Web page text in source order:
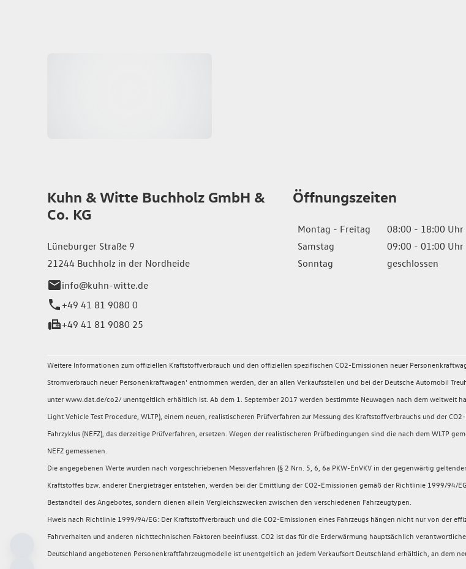
Kuhn & Witte Buchholz GmbH &
Co. KG
Lüneburger Straße 9
21244 Buchholz in der Nordheide
info@kuhn-witte.de
+49 41 81 9080 0
+49 41 81 9080 25
Öffnungszeiten
Montag - Freitag
08:00 - 18:00 Uhr
Samstag
09:00 - 01:00 Uhr
Sonntag
geschlossen
Weitere Informationen zum offiziellen Kraftstoffverbrauch und den offiziellen spezifischen CO2-Emissionen neuer
Stromverbrauch neuer Personenkraftwagen' entnommen werden, der an allen Verkaufsstellen und bei der Deutsche Automobil
unter www.dat.de/co2/ unentgeltlich erhältlich ist. Ab dem 1. September 2017 werden bestimmte Neuwagen nach dem weltweit
Light Vehicle Test Procedure, WLTP), einem neuen, realistischeren Prüfverfahren zur Messung des Kraftstoffverbrauchs und der
Fahrzyklus (NEFZ), das derzeitige Prüfverfahren, ersetzen. Wegen der realistischeren Prüfbedingungen sind die nach dem WLTP
NEFZ gemessenen.
Die angegebenen Werte wurden nach vorgeschriebenen Messverfahren (§ 2 Nrn. 5, 6, 6a PKW-EnVKV in der gegenwärtig
Kraftstoffes bzw. anderer Energieträger entstehen, werden bei der Emittlung der CO2-Emissionen gemäß der Richtlinie 1999/
Bestandteil des Angebotes, sondern dienen allein Vergleichszwecken zwischen den verschiedenen Fahrzeugtypen.
Hweis nach Richtlinie 1999/94/EG: Der Kraftstoffverbrauch und die CO2-Emissionen eines Fahrzeugs hängen nicht nur von der
Fahrverhalten und anderen nichttechnischen Faktoren beeinflusst. CO2 ist das für die Erderwärmung hauptsächlich
Deutschland angebotenen Personenkraftfahrzeugmodelle ist unentgeltlich an jedem Verkaufsort Deutschland erhältlich, an dem